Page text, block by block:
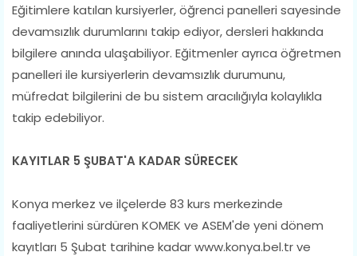
Eğitimlere katılan kursiyerler, öğrenci panelleri sayesinde
devamsızlık durumlarını takip ediyor, dersleri hakkında
bilgilere anında ulaşabiliyor. Eğitmenler ayrıca öğretmen
panelleri ile kursiyerlerin devamsızlık durumunu,
müfredat bilgilerini de bu sistem aracılığıyla kolaylıkla
takip edebiliyor.
KAYITLAR 5 ŞUBAT'A KADAR SÜRECEK
Konya merkez ve ilçelerde 83 kurs merkezinde
faaliyetlerini sürdüren KOMEK ve ASEM'de yeni dönem
kayıtları 5 Şubat tarihine kadar www.konya.bel.tr ve